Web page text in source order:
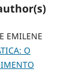
EMILENE
O